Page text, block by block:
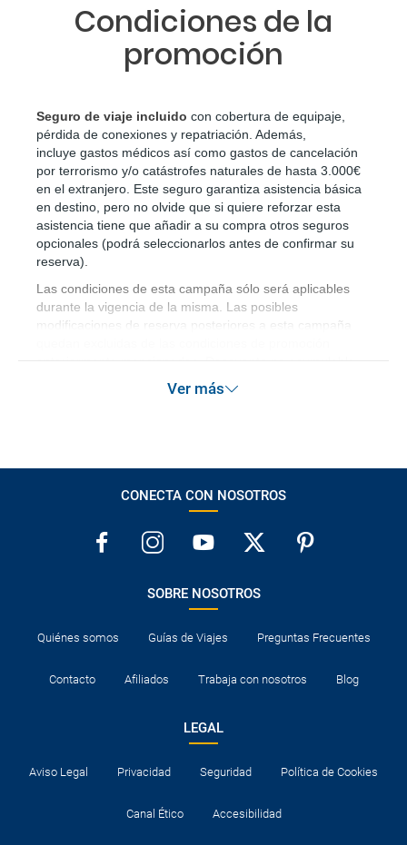
Condiciones de la
promoción
Seguro de viaje incluido con cobertura de equipaje,
pérdida de conexiones y repatriación. Además,
incluye gastos médicos así como gastos de cancelación
por terrorismo y/o catástrofes naturales de hasta 3.000€
en el extranjero. Este seguro garantiza asistencia básica
en destino, pero no olvide que si quiere reforzar esta
asistencia tiene que añadir a su compra otros seguros
opcionales (podrá seleccionarlos antes de confirmar su
reserva)
Las condiciones de esta campaña sólo será aplicables
durante la vigencia de la misma. Las posibles
modificaciones de reserva posteriores a esta campaña
Ver más
CONECTA CON NOSOTROS
SOBRE NOSOTROS
Quiénes somos Guías de Viajes Preguntas Frecuentes
Contacto Afiliados Trabaja con nosotros Blog
LEGAL
Aviso Legal Privacidad Seguridad Política de Cookies
Canal Ético Accesibilidad